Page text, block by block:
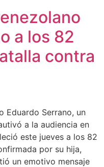
a los 82
contra
Eduardo Serrano, un
a la audiencia en
este jueves a los 82
por su hija,
un emotivo mensaje